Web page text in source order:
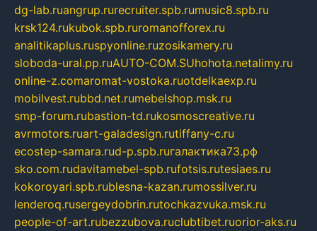
dg-lab.ruangrup.rurecruiter.spb.rumusic8.spb.ru
krsk124.rukubok.spb.ruromanofforex.ru
analitikaplus.ruspyonline.ruzosikamery.ru
sloboda-ural.pp.ruAUTO-COM.SUhohota.netalimy.ru
online-z.comaromat-vostoka.ruotdelkaexp.ru
mobilvest.rubbd.net.rumebelshop.msk.ru
smp-forum.rubastion-td.rukosmoscreative.ru
avrmotors.ruart-galadesign.rutiffany-c.ru
ecostep-samara.rud-p.spb.ruгалактика73.рф
sko.com.rudavitamebel-spb.rufotsis.rutesiaes.ru
kokoroyari.spb.rublesna-kazan.rumossilver.ru
lenderoq.rusergeydobrin.rutochkazvuka.msk.ru
people-of-art.rubezzubova.ruclubtibet.ruorior-aks.ru